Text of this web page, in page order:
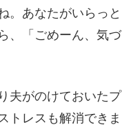
。あなたがいらっと
、「ごめーん、気づ
夫がのけておいたプ
トレスも解消できま